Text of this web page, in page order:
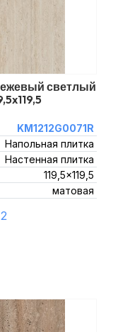
светлый
KM1212G0071R
Напольная плитка
Настенная плитка
119,5x119,5
матовая
2